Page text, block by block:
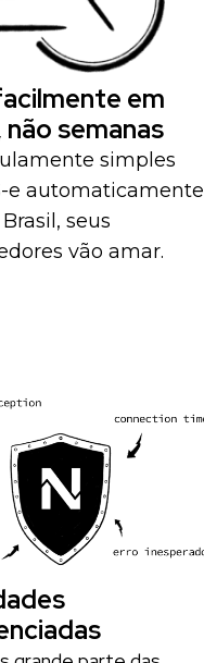
em
semanas
simples
e automaticamente
seus
vão amar.